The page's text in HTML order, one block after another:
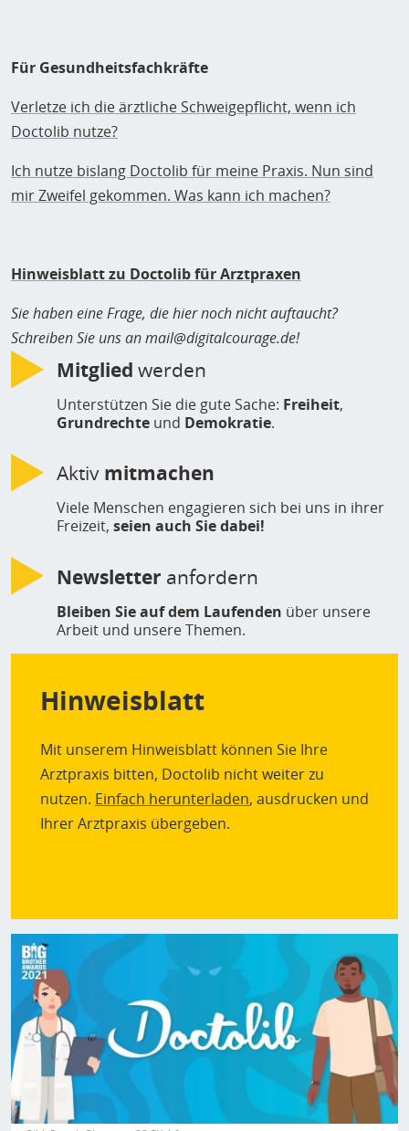
Für Gesundheitsfachkräfte
Verletze ich die ärztliche Schweigepflicht, wenn ich
Doctolib nutze?
Ich nutze bislang Doctolib für meine Praxis. Nun sind
mir Zweifel gekommen. Was kann ich machen?
Hinweisblatt zu Doctolib für Arztpraxen
Sie haben eine Frage, die hier noch nicht auftaucht?
Schreiben Sie uns an mail@digitalcourage.de!
Mitglied werden
Unterstützen Sie die gute Sache: Freiheit,
Grundrechte und Demokratie.
Aktiv mitmachen
Viele Menschen engagieren sich bei uns in ihrer
Freizeit, seien auch Sie dabei!
Newsletter anfordern
Bleiben Sie auf dem Laufenden über unsere
Arbeit und unsere Themen.
Hinweisblatt
Mit unserem Hinweisblatt können Sie Ihre
Arztpraxis bitten, Doctolib nicht weiter zu
nutzen. Einfach herunterladen, ausdrucken und
Ihrer Arztpraxis übergeben.
Bild